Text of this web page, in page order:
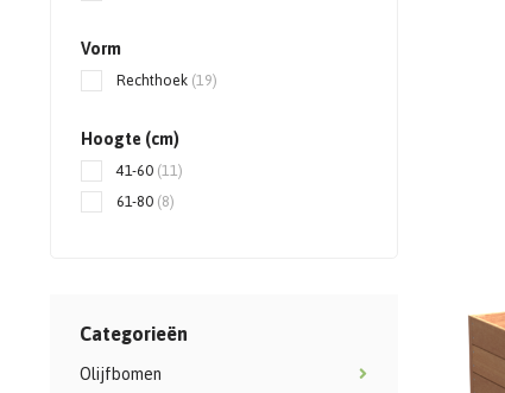
Vorm
Rechthoek (19)
Hoogte (cm)
41-60 (11)
61-80 (8)
Categorieën
Olijfbomen